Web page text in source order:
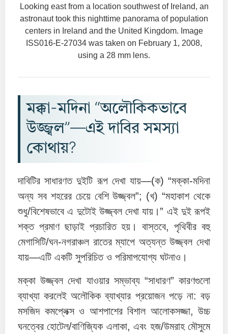
Looking east from a location southwest of Ireland, an
astronaut took this nighttime panorama of population
centers in Ireland and the United Kingdom. Image
ISS016-E-27034 was taken on February 1, 2008,
using a 28 mm lens.
মক্কা-মদিনা “অলৌকিকভাবে
উজ্জ্বল”—এই দাবির সমস্যা
কোথায়?
দাবিটির সাধারণত দুইটি রূপ দেখা যায়—(ক) “মক্কা-মদিনা
অন্য সব শহরের চেয়ে বেশি উজ্জ্বল”; (খ) “মহাকাশ থেকে
শুধু/বিশেষভাবে এ দুটোই উজ্জ্বল দেখা যায়।” এই দুই রূপই
শক্ত প্রমাণ ছাড়াই প্রচারিত হয়। বাস্তবে, পৃথিবীর বহু
মেগাসিটি/ঘন-নগরাঞ্চল রাতের ম্যাপে অত্যন্ত উজ্জ্বল দেখা
যায়—এটি একটি সুপরিচিত ও পরিমাপযোগ্য ঘটনাও।
মক্কা উজ্জ্বল দেখা যাওয়ার সম্ভাব্য “সাধারণ” কারণগুলো
ব্যাখ্যা করলেই অলৌকিক ব্যাখ্যার প্রয়োজন পড়ে না: বড়
মসজিদ কমপ্লেক্স ও আশপাশের বিশাল আলোকসজ্জা, উচ্চ
ঘনত্বের হোটেল/বাণিজ্যিক এলাকা, এবং হজ/উমরাহ মৌসুমে